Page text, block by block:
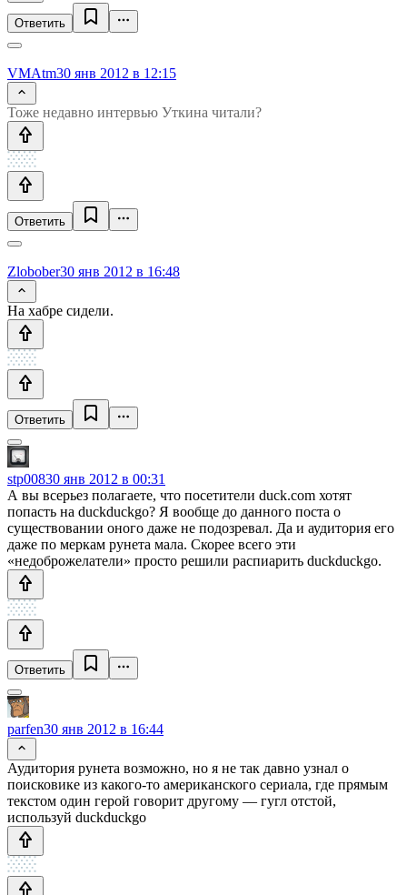
Ответить
VMAtm30 янв 2012 в 12:15
Тоже недавно интервью Уткина читали?
Ответить
Zlobober30 янв 2012 в 16:48
На хабре сидели.
Ответить
stp00830 янв 2012 в 00:31
А вы всерьез полагаете, что посетители duck.com хотят
попасть на duckduckgo? Я вообще до данного поста о
существовании оного даже не подозревал. Да и аудитория его
даже по меркам рунета мала. Скорее всего эти
«недоброжелатели» просто решили распиарить duckduckgo.
Ответить
parfen30 янв 2012 в 16:44
Аудитория рунета возможно, но я не так давно узнал о
поисковике из какого-то американского сериала, где прямым
текстом один герой говорит другому — гугл отстой,
используй duckduckgo